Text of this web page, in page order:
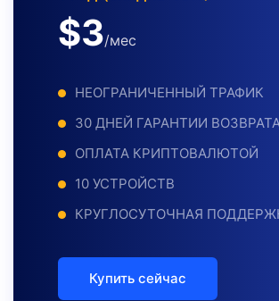
$3/мес
НЕОГРАНИЧЕННЫЙ ТРАФИК
30 ДНЕЙ ГАРАНТИИ
ОПЛАТА КРИПТОВАЛЮТОЙ
10 УСТРОЙСТВ
КРУГЛОСУТОЧНАЯ
Купить сейчас